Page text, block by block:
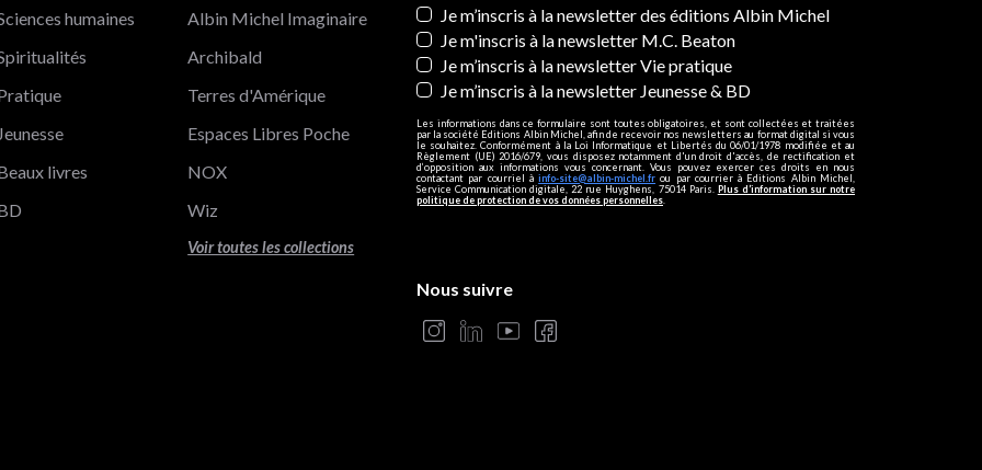
Newsletters
Je m’inscris à la newsletter des éditions Albin Michel
Je m'inscris à la newsletter M.C. Beaton
Je m’inscris à la newsletter Vie pratique
Je m’inscris à la newsletter Jeunesse & BD
Les informations dans ce formulaire sont toutes obligatoires, et sont collectées et traitées
par la société Editions Albin Michel, afin de recevoir nos newsletters au format digital si vous
le souhaitez. Conformément à la Loi Informatique et Libertés du 06/01/1978 modifiée et au
Règlement (UE) 2016/679, vous disposez notamment d'un droit d'accès, de rectification et
d’opposition aux informations vous concernant. Vous pouvez exercer ces droits en nous
contactant par courriel àinfo-site@albin-michel.fr ou par courrier à Editions Albin Michel,
Service Communication digitale, 22 rue Huyghens, 75014 Paris. Plus d’information sur notre
politique de protection de vos données personnelles
humaines
Jeunesse
livres
Albin Michel Imaginaire
Archibald
Terres d'Amérique
Espaces Libres Poche
NOX
Wiz
Voir toutes les collections
Nous suivre